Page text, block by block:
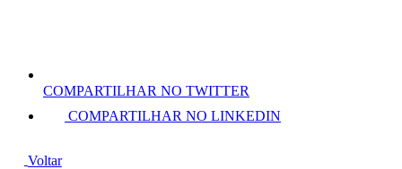
COMPARTILHAR NO TWITTER
COMPARTILHAR NO LINKEDIN
Voltar